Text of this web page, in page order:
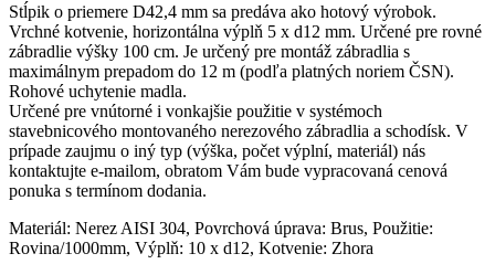
Stĺpik o priemere D42,4 mm sa predáva ako hotový výrobok.
Vrchné kotvenie, horizontálna výplň 5 x d12 mm. Určené pre rovné
zábradlie výšky 100 cm. Je určený pre montáž zábradlia s
maximálnym prepadom do 12 m (podľa platných noriem ČSN).
Rohové uchytenie madla.
Určené pre vnútorné i vonkajšie použitie v systémoch
stavebnicového montovaného nerezového zábradlia a schodísk. V
prípade zaujmu o iný typ (výška, počet výplní, materiál) nás
kontaktujte e-mailom, obratom Vám bude vypracovaná cenová
ponuka s termínom dodania.
Materiál: Nerez AISI 304, Povrchová úprava: Brus, Použitie:
Rovina/1000mm, Výplň: 10 x d12, Kotvenie: Zhora